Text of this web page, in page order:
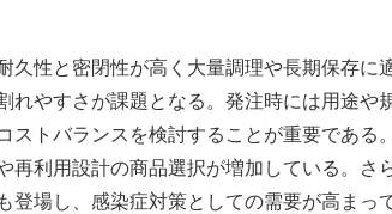
久性と密閉性が高く大量調理や長期保存に
れやすさが課題となる。発注時には用途や
ストバランスを検討することが重要である
再利用設計の商品選択が増加している。さ
登場し、感染症対策としての需要が高まっ